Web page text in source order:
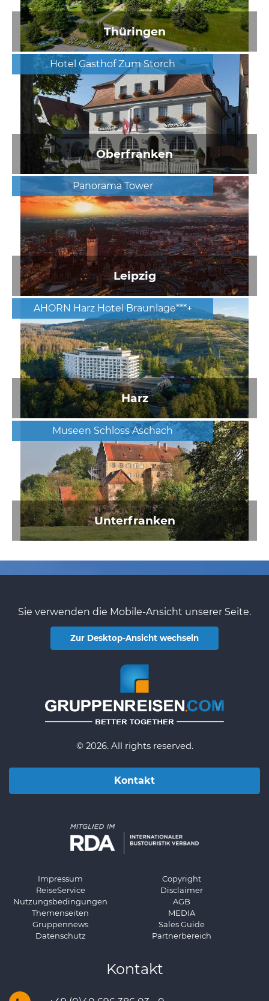
Thüringen
Hotel Gasthof Zum Storch
Oberfranken
Panorama Tower
Leipzig
AHORN Harz Hotel Braunlage***+
Harz
Museen Schloss Aschach
Unterfranken
Sie verwenden die Mobile-Ansicht unserer Seite.
Zur Desktop-Ansicht wechseln
© 2026. All rights reserved.
Kontakt
Impressum
ReiseService
Nutzungsbedingungen
Themenseiten
Gruppennews
Datenschutz
Copyright
Disclaimer
AGB
MEDIA
Sales Guide
Partnerbereich
Kontakt